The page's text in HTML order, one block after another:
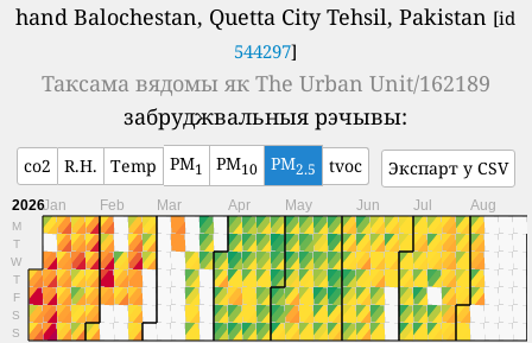
hand Balochestan, Quetta City Tehsil, Pakistan [id
544297]
Таксама вядомы як The Urban Unit/162189
забруджвальныя рэчывы:
co2 R.H. Temp PM1 PM10 PM2.5 tvoc Экспарт у CSV
2026
M
T
W
T
F
S
S
Jan Feb Mar Apr May Jun Jul Aug